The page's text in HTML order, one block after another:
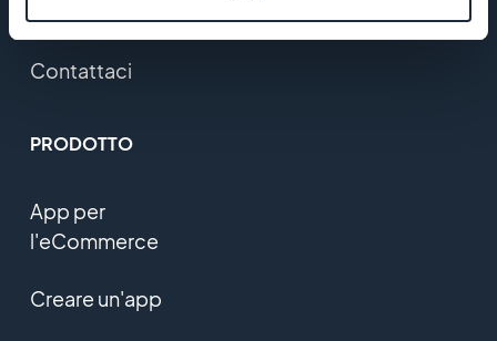
Contattaci
PRODOTTO
App per
l'eCommerce
Creare un'app